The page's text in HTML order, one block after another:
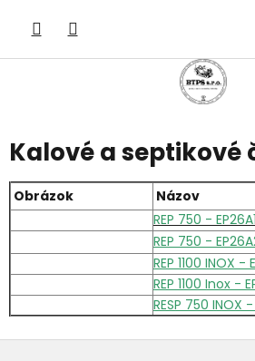
obsah
Kalové a septikové
Obrázok
Názov
REP 750 -
REP 750 -
REP 1100 INOX -
REP 1100 Inox -
RESP 750 INOX